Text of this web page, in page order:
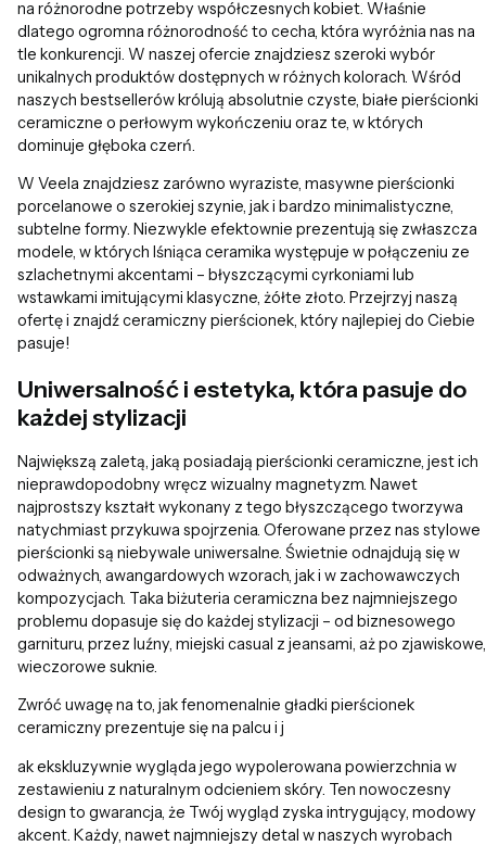
na różnorodne potrzeby współczesnych kobiet. Właśnie
dlatego ogromna różnorodność to cecha, która wyróżnia nas na
tle konkurencji. W naszej ofercie znajdziesz szeroki wybór
unikalnych produktów dostępnych w różnych kolorach. Wśród
naszych bestsellerów królują absolutnie czyste, białe pierścionki
ceramiczne o perłowym wykończeniu oraz te, w których
dominuje głęboka czerń.
W Veela znajdziesz zarówno wyraziste, masywne pierścionki
porcelanowe o szerokiej szynie, jak i bardzo minimalistyczne,
subtelne formy. Niezwykle efektownie prezentują się zwłaszcza
modele, w których lśniąca ceramika występuje w połączeniu ze
szlachetnymi akcentami – błyszczącymi cyrkoniami lub
wstawkami imitującymi klasyczne, żółte złoto. Przejrzyj naszą
ofertę i znajdź ceramiczny pierścionek, który najlepiej do Ciebie
pasuje!
Uniwersalność i estetyka, która pasuje do
każdej stylizacji
Największą zaletą, jaką posiadają pierścionki ceramiczne, jest ich
nieprawdopodobny wręcz wizualny magnetyzm. Nawet
najprostszy kształt wykonany z tego błyszczącego tworzywa
natychmiast przykuwa spojrzenia. Oferowane przez nas stylowe
pierścionki są niebywale uniwersalne. Świetnie odnajdują się w
odważnych, awangardowych wzorach, jak i w zachowawczych
kompozycjach. Taka biżuteria ceramiczna bez najmniejszego
problemu dopasuje się do każdej stylizacji – od biznesowego
garnituru, przez luźny, miejski casual z jeansami, aż po zjawiskowe,
wieczorowe suknie.
Zwróć uwagę na to, jak fenomenalnie gładki pierścionek
ceramiczny prezentuje się na palcu i j
ak ekskluzywnie wygląda jego wypolerowana powierzchnia w
zestawieniu z naturalnym odcieniem skóry. Ten nowoczesny
design to gwarancja, że Twój wygląd zyska intrygujący, modowy
akcent. Każdy, nawet najmniejszy detal w naszych wyrobach